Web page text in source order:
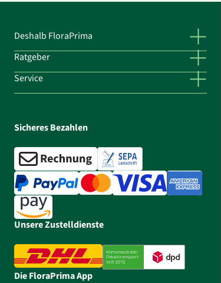
Deshalb FloraPrima
Ratgeber
Service
Sicheres Bezahlen
Unsere Zustelldienste
Die FloraPrima App